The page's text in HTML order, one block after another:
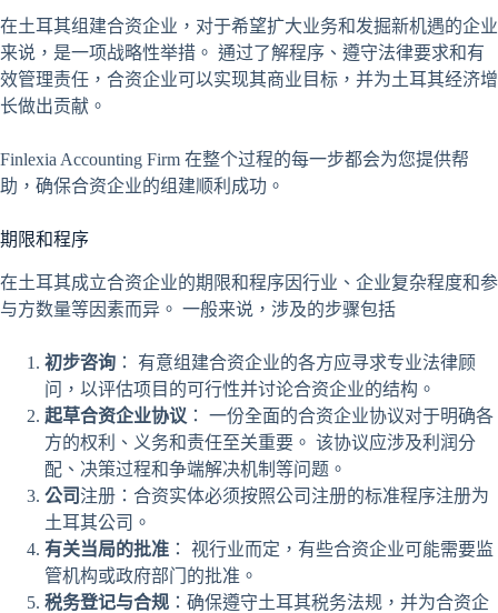
在土耳其组建合资企业，对于希望扩大业务和发掘新机遇的企业
来说，是一项战略性举措。 通过了解程序、遵守法律要求和有
效管理责任，合资企业可以实现其商业目标，并为土耳其经济增
长做出贡献。
Finlexia Accounting Firm 在整个过程的每一步都会为您提供帮
助，确保合资企业的组建顺利成功。
期限和程序
在土耳其成立合资企业的期限和程序因行业、企业复杂程度和参
与方数量等因素而异。 一般来说，涉及的步骤包括
初步咨询 ： 有意组建合资企业的各方应寻求专业法律顾
问，以评估项目的可行性并讨论合资企业的结构。
起草合资企业协议 ： 一份全面的合资企业协议对于明确各
方的权利、义务和责任至关重要。 该协议应涉及利润分
配、决策过程和争端解决机制等问题。
公司 注册：合资实体必须按照公司注册的标准程序注册为
土耳其公司。
有关当局的批准 ： 视行业而定，有些合资企业可能需要监
管机构或政府部门的批准。
税务登记与合规 ：确保遵守土耳其税务法规，并为合资企